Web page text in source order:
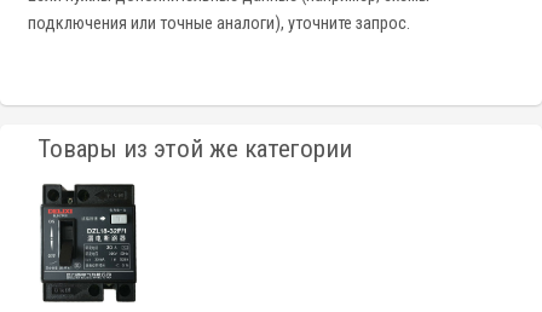
подключения или точные аналоги), уточните запрос.
Товары из этой же категории